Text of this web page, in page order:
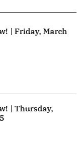
| Friday, March
| Thursday,